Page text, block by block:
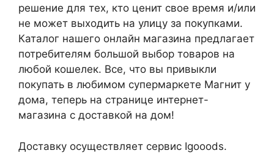
решение для тех, кто ценит свое время и/или
не может выходить на улицу за покупками.
Каталог нашего онлайн магазина предлагает
потребителям большой выбор товаров на
любой кошелек. Все, что вы привыкли
покупать в любимом супермаркете Магнит у
дома, теперь на странице интернет-
магазина с доставкой на дом!
Доставку осуществляет сервис Igooods.